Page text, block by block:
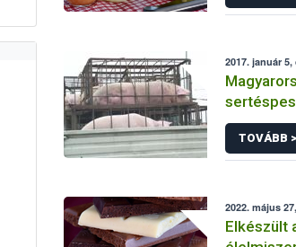
2017. január
TOVÁBB >
2022. május
Elkészült